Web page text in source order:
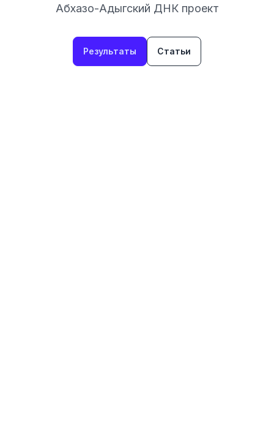
Абхазо-Адыгский ДНК проект
Результаты Статьи